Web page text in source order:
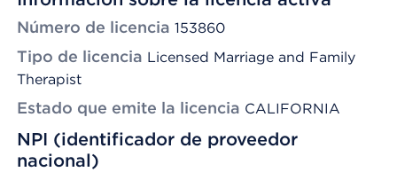
Número de licencia 153860
Tipo de licencia Licensed Marriage and Family
Therapist
Estado que emite la licencia CALIFORNIA
NPI (identificador de proveedor
nacional)